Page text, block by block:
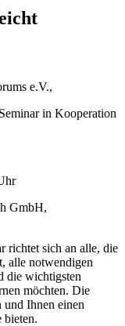
e.V.,
in Kooperation
GmbH,
richtet sich an alle, die
alle notwendigen
die wichtigsten
möchten. Die
Ihnen einen
bieten.